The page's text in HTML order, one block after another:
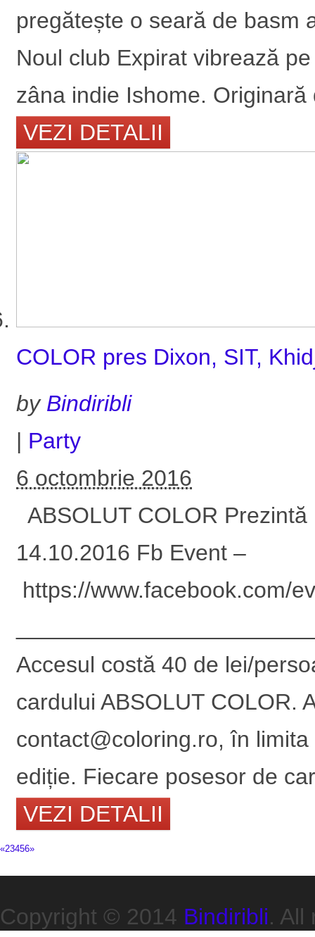
pregătește o seară de basm
Noul club Expirat vibrează
zâna indie Ishome.
VEZI DETALII
COLOR pres Dixon, SIT,
by Bindiribli
| Party
6 octombrie 2016
ABSOLUT COLOR
14.10.2016 Fb Event –
https://www.facebook.com/
Accesul costă 40 de lei/
cardului ABSOLUT COLOR.
contact@coloring.ro, în
ediție. Fiecare posesor de
VEZI DETALII
«23456»
Copyright © 2014 Bindiribli. All